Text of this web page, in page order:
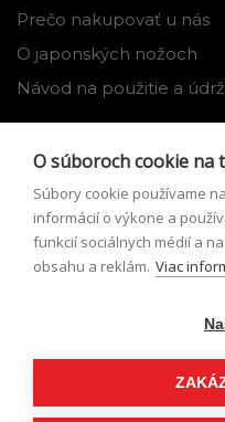
Prečo nakupovať u nás
O japonských nožoch
Návod na použitie a
Môj profil
Zabudnuté heslo
Formulár pre
O súboroch cookie na
Súbory cookie používame
informácií o výkone a
funkcií sociálnych médií a
obsahu a reklám. Viac